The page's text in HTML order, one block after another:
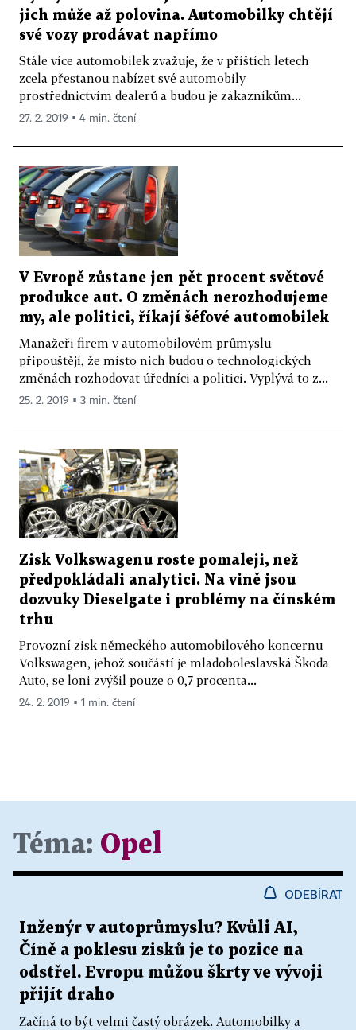
jich může až polovina. Automobilky chtějí
své vozy prodávat napřímo
Stále více automobilek zvažuje, že v příštích letech
zcela přestanou nabízet své automobily
prostřednictvím dealerů a budou je zákazníkům...
27. 2. 2019 ▪ 4 min. čtení
V Evropě zůstane jen pět procent světové
produkce aut. O změnách nerozhodujeme
my, ale politici, říkají šéfové automobilek
Manažeři firem v automobilovém průmyslu
připouštějí, že místo nich budou o technologických
změnách rozhodovat úředníci a politici. Vyplývá to z...
25. 2. 2019 ▪ 3 min. čtení
Zisk Volkswagenu roste pomaleji, než
předpokládali analytici. Na vině jsou
dozvuky Dieselgate i problémy na čínském
trhu
Provozní zisk německého automobilového koncernu
Volkswagen, jehož součástí je mladoboleslavská Škoda
Auto, se loni zvýšil pouze o 0,7 procenta...
24. 2. 2019 ▪ 1 min. čtení
Téma: Opel
ODEBÍRAT
Inženýr v autoprůmyslu? Kvůli AI,
Číně a poklesu zisků je to pozice na
odstřel. Evropu můžou škrty ve vývoji
přijít draho
Začíná to být velmi častý obrázek. Automobilky a